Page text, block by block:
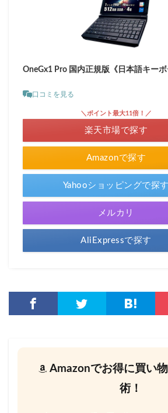
OneGx1 Pro 国内正規版《日本語キーボ
口コミを見る
Amazonで探す
＼ポイント最大11倍！／
楽天市場で探す
Yahooショッピングで探す
メルカリ
AliExpressで探す
Amazonでお得に買い
術！